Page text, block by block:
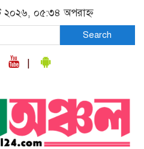
২০২৬, ০৫:৩৪ অপরাহ্ন
Search